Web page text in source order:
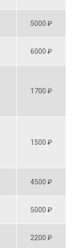
5000 ₽
6000 ₽
1700 ₽
1500 ₽
4500 ₽
5000 ₽
2200 ₽